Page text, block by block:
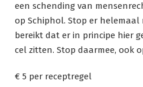
een schending van
op Schiphol. Stop er helemaal
bereikt dat er in principe hier
cel zitten. Stop daarmee, ook
€ 5 per receptregel